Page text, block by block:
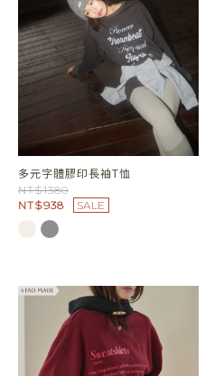
多元字體膠印長袖T恤
NT$1380
NT$938
SALE